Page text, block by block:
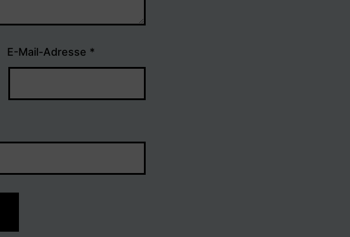
E-Mail-Adresse *